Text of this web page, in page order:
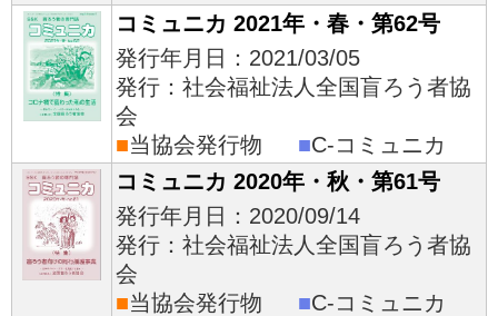
コミュニカ 2021年・春・第62号
発行年月日：2021/03/05
発行：社会福祉法人全国盲ろう者協
会
■当協会発行物 ■C-コミュニカ
コミュニカ 2020年・秋・第61号
発行年月日：2020/09/14
発行：社会福祉法人全国盲ろう者協
会
■当協会発行物 ■C-コミュニカ